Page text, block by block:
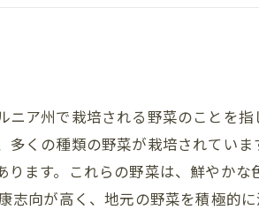
ア州で栽培される野菜のことを
くの種類の野菜が栽培されてい
ます。これらの野菜は、鮮やか
志向が高く、地元の野菜を積極的